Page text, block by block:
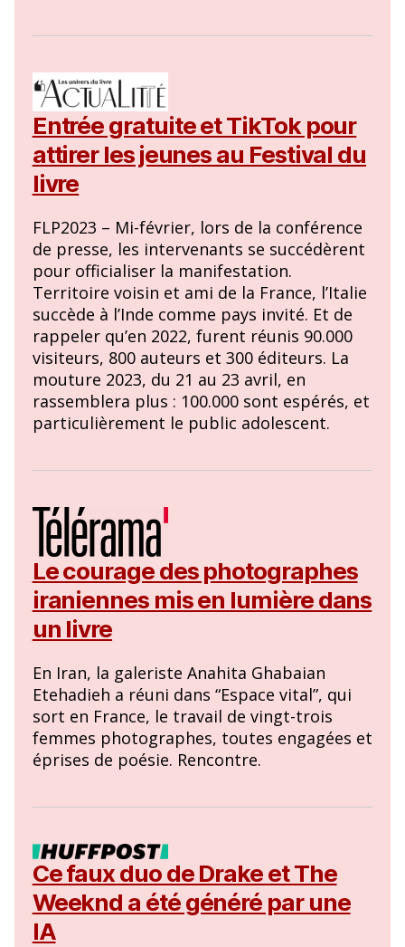
Entrée gratuite et TikTok pour
attirer les jeunes au Festival du
livre
FLP2023 – Mi-février, lors de la conférence
de presse, les intervenants se succédèrent
pour officialiser la manifestation.
Territoire voisin et ami de la France, l’Italie
succède à l’Inde comme pays invité. Et de
rappeler qu’en 2022, furent réunis 90.000
visiteurs, 800 auteurs et 300 éditeurs. La
mouture 2023, du 21 au 23 avril, en
rassemblera plus : 100.000 sont espérés, et
particulièrement le public adolescent.
Le courage des photographes
iraniennes mis en lumière dans
un livre
En Iran, la galeriste Anahita Ghabaian
Etehadieh a réuni dans “Espace vital”, qui
sort en France, le travail de vingt-trois
femmes photographes, toutes engagées et
éprises de poésie. Rencontre.
Ce faux duo de Drake et The
Weeknd a été généré par une
IA